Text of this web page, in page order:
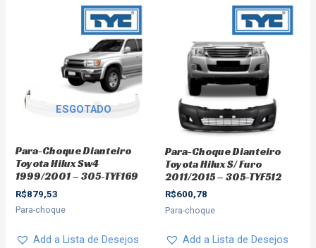
ESGOTADO
Para-Choque Dianteiro
Toyota Hilux Sw4
1999/2001 – 305-TYF169
R$879,53
Para-choque
Add a Lista de Desejos
Para-Choque Dianteiro
Toyota Hilux S/ Furo
2011/2015 – 305-TYF512
R$600,78
Para-choque
Add a Lista de Desejos